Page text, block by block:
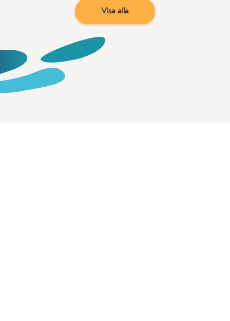
Visa alla